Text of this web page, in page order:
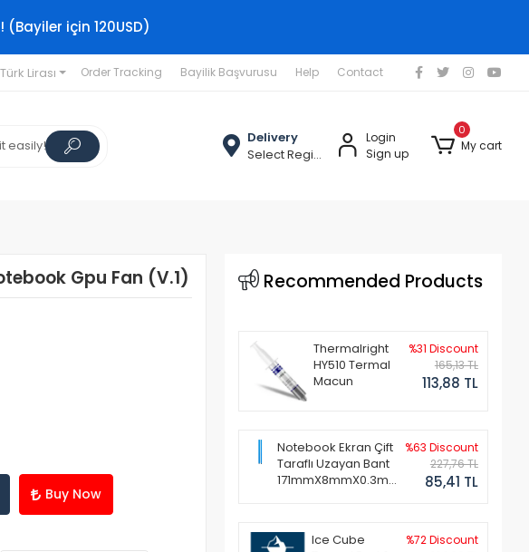
(Bayiler için 120USD)
Lirası Order Tracking Bayilik Başvurusu Help Contact
Delivery
Select Region
Login
Sign up
0
My cart
Gpu Fan (V.1)
Buy Now
Recommended Products
Thermalright
HY510 Termal
Macun
%31 Discount
165,13 TL
113,88 TL
Notebook Ekran Çift
Taraflı Uzayan Bant
171mmX8mmX0.3mm
%63 Discount
227,76 TL
85,41 TL
Ice Cube
%72 Discount